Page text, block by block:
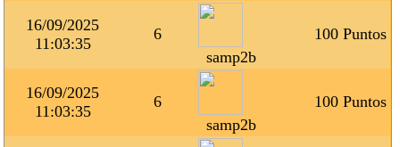
16/09/2025
11:03:35
6
samp2b
100 Puntos
16/09/2025
11:03:35
6
samp2b
100 Puntos